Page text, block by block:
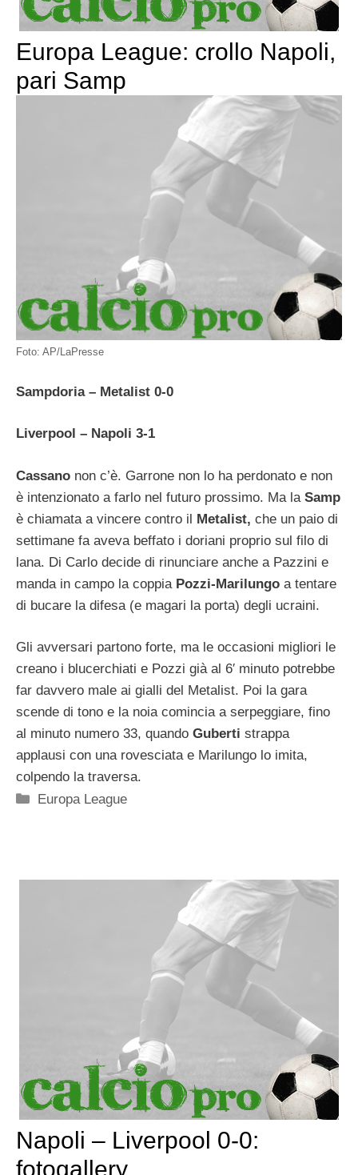
Europa League: crollo Napoli,
pari Samp
Foto: AP/LaPresse
Sampdoria – Metalist 0-0
Liverpool – Napoli 3-1
Cassano non c’è. Garrone non lo ha perdonato e non
è intenzionato a farlo nel futuro prossimo. Ma la Samp
è chiamata a vincere contro il Metalist, che un paio di
settimane fa aveva beffato i doriani proprio sul filo di
lana. Di Carlo decide di rinunciare anche a Pazzini e
manda in campo la coppia Pozzi-Marilungo a tentare
di bucare la difesa (e magari la porta) degli ucraini.
Gli avversari partono forte, ma le occasioni migliori le
creano i blucerchiati e Pozzi già al 6′ minuto potrebbe
far davvero male ai gialli del Metalist. Poi la gara
scende di tono e la noia comincia a serpeggiare, fino
al minuto numero 33, quando Guberti strappa
applausi con una rovesciata e Marilungo lo imita,
colpendo la traversa.
Categorie
Europa League
Napoli – Liverpool 0-0:
fotogallery